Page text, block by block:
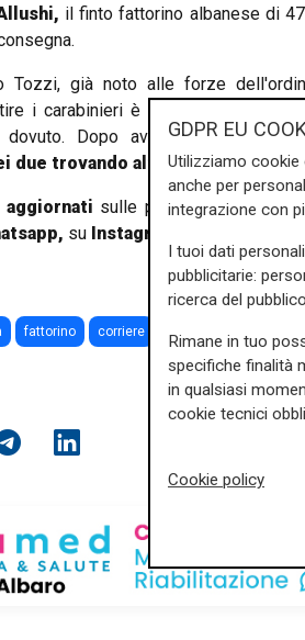
il finto fattorino albanese di
Tozzi, già noto alle forze
i carabinieri è stato il fatto che i
Dopo avere controllato il
due trovando altre piccole
sulle principali notizie
su Instagram
fattorino corriere carabinieri
GDPR EU
Utilizziamo cookie
anche per
integrazione con
I tuoi dati
pubblicitarie:
ricerca del
Rimane in tuo
specifiche finalità
in qualsiasi
cookie tecnici
Cookie policy